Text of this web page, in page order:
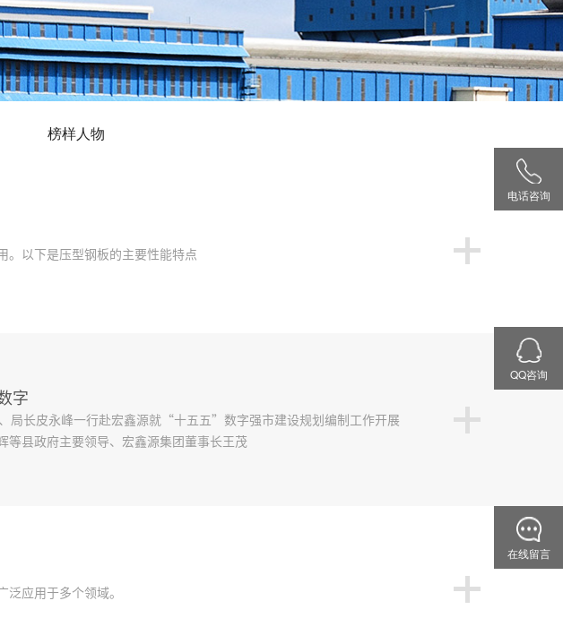
电话咨询
QQ咨询
在线留言
榜样人物
。以下是压型钢板的主要性能特点
字
局长皮永峰一行赴宏鑫源就“十五五”数字强市建设规划编制工作开展
等县政府主要领导、宏鑫源集团董事长王茂
应用于多个领域。